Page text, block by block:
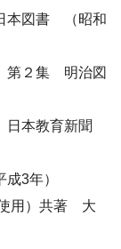
本図書 （昭和
第２集 明治図
日本教育新聞
3年）
使用）共著 大